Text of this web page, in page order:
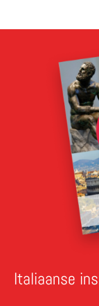
Italiaanse